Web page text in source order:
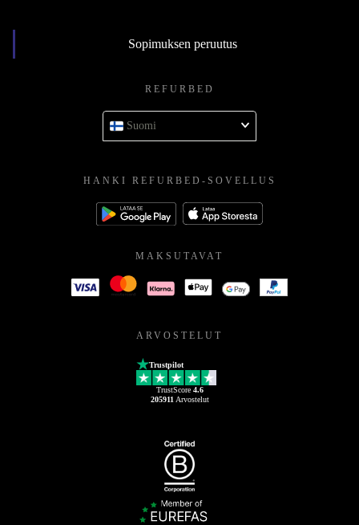
Sopimuksen peruutus
REFURBED
Suomi
HANKI REFURBED-SOVELLUS
MAKSUTAVAT
ARVOSTELUT
Trustpilot
TrustScore 4.6
205911 Arvostelut